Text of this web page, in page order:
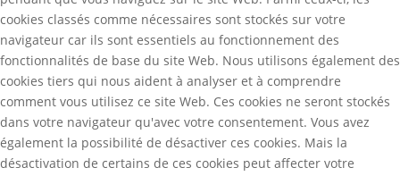
cookies classés comme nécessaires sont stockés sur votre
navigateur car ils sont essentiels au fonctionnement des
fonctionnalités de base du site Web. Nous utilisons également des
cookies tiers qui nous aident à analyser et à comprendre
comment vous utilisez ce site Web. Ces cookies ne seront stockés
dans votre navigateur qu'avec votre consentement. Vous avez
également la possibilité de désactiver ces cookies. Mais la
désactivation de certains de ces cookies peut affecter votre